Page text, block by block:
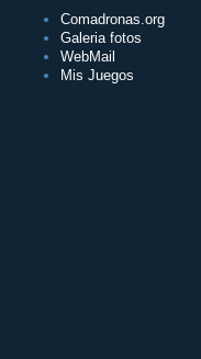
Comadronas.org
Galeria fotos
WebMail
Mis Juegos